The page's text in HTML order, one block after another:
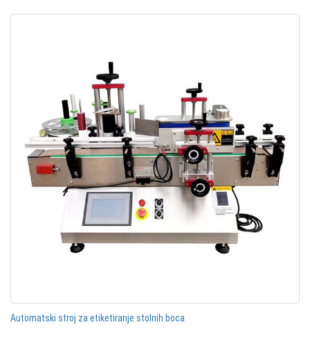
Automatski stroj za etiketiranje stolnih boca